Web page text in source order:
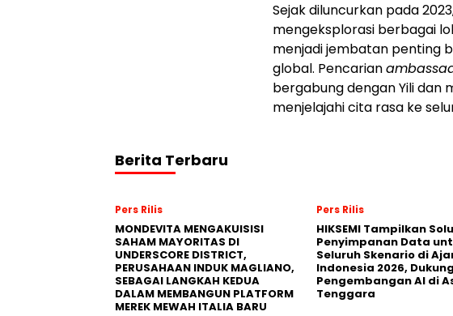
Sejak diluncurkan pada
mengeksplorasi berbagai
menjadi jembatan penting
global. Pencarian
bergabung dengan Yili dan
menjelajahi cita rasa ke
Berita Terbaru
Pers Rilis
MONDEVITA MENGAKUISISI
SAHAM MAYORITAS DI
UNDERSCORE DISTRICT,
PERUSAHAAN INDUK MAGLIANO,
SEBAGAI LANGKAH KEDUA
DALAM MEMBANGUN PLATFORM
MEREK MEWAH ITALIA BARU
Pers Rilis
HIKSEMI Tampilkan
Penyimpanan Data
Seluruh Skenario di
Indonesia 2026, Dukung
Pengembangan AI di
Tenggara